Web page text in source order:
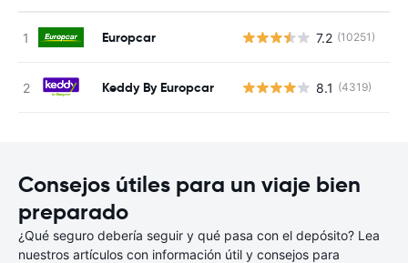
Europcar 7.2 (10251)
Keddy By Europcar 8.1 (4319)
Consejos útiles para un viaje bien
preparado
¿Qué seguro debería seguir y qué pasa con el depósito? Lea
nuestros artículos con información útil y consejos para